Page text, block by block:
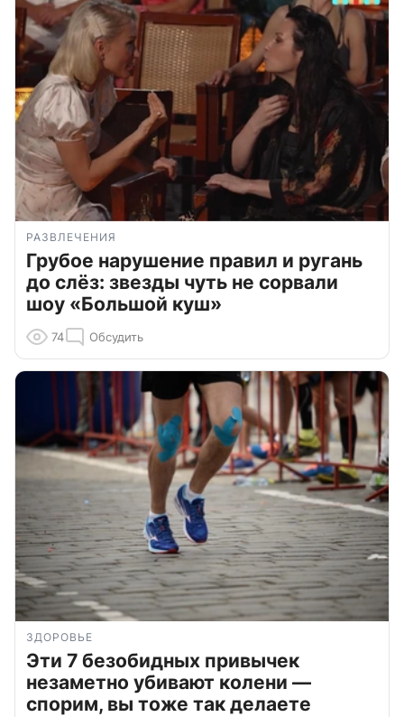
РАЗВЛЕЧЕНИЯ
Грубое нарушение правил и ругань
до слёз: звезды чуть не сорвали
шоу «Большой куш»
74 Обсудить
ЗДОРОВЬЕ
Эти 7 безобидных привычек
незаметно убивают колени —
спорим, вы тоже так делаете